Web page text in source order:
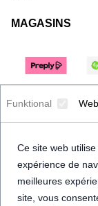
Funktional
Ce site web
expérience de
meilleures
site, vous
MAGASINS